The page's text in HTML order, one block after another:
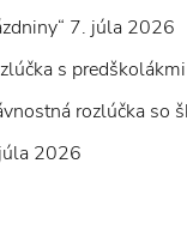
7. júla 2026
s predškolákmi
rozlúčka so
2026